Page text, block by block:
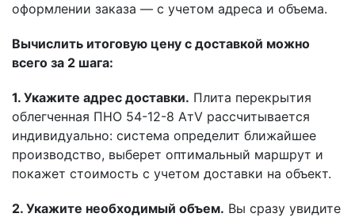
оформлении заказа — с учетом адреса и объема.
Вычислить итоговую цену с доставкой можно
всего за 2 шага:
1. Укажите адрес доставки. Плита перекрытия
облегченная ПНО 54-12-8 АтV рассчитывается
индивидуально: система определит ближайшее
производство, выберет оптимальный маршрут и
покажет стоимость с учетом доставки на объект.
2. Укажите необходимый объем. Вы сразу увидите